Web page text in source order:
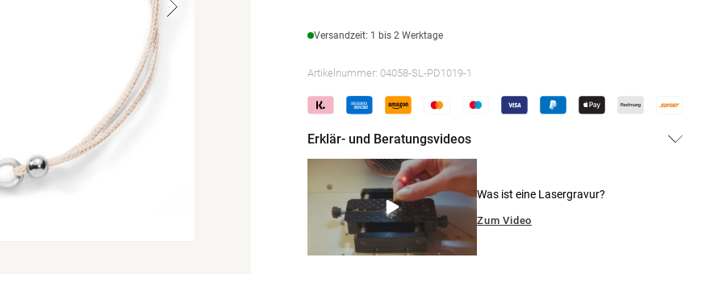
Versandzeit: 1 bis 2 Werktage
Artikelnummer: 04058-SL-PD1019-1
Erklär- und Beratungsvideos
Was ist eine Lasergravur?
Zum Video